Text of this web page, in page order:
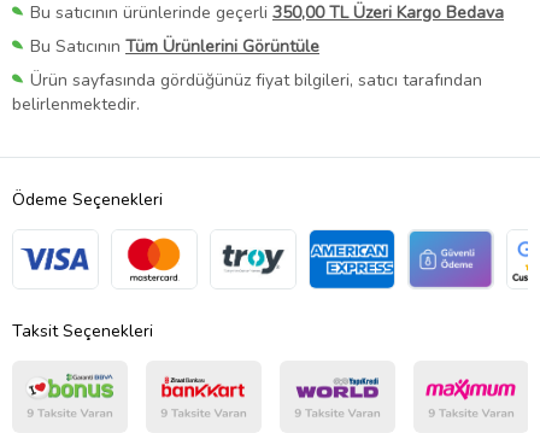
Bu satıcının ürünlerinde geçerli 350,00 TL Üzeri Kargo Bedava
Bu Satıcının Tüm Ürünlerini Görüntüle
Ürün sayfasında gördüğünüz fiyat bilgileri, satıcı tarafından
belirlenmektedir.
Ödeme Seçenekleri
Taksit Seçenekleri